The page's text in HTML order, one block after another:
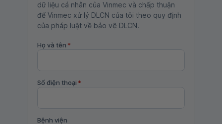
dữ liệu cá nhân của Vinmec và chấp thuận
để Vinmec xử lý DLCN của tôi theo quy định
của pháp luật về bảo vệ DLCN.
Họ và tên *
Số điện thoại *
Bệnh viện